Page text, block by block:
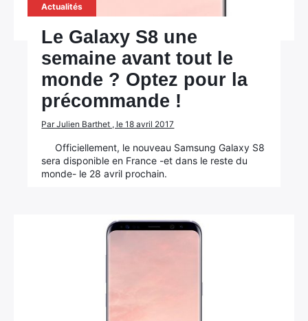
Actualités
Le Galaxy S8 une
semaine avant tout le
monde ? Optez pour la
précommande !
Par Julien Barthet , le 18 avril 2017
Officiellement, le nouveau Samsung Galaxy S8
sera disponible en France -et dans le reste du
monde- le 28 avril prochain.